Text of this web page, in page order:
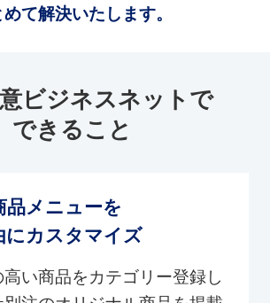
めて解決いたします。
ビジネスネットで
できること
品メニューを
にカスタマイズ
い商品をカテゴリー登録し